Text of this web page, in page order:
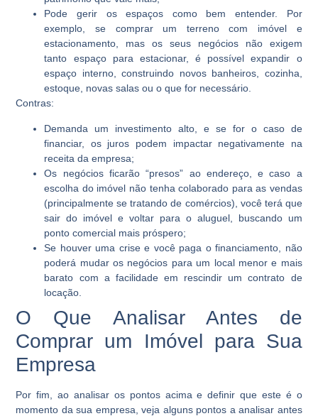
Pode gerir os espaços como bem entender. Por
exemplo, se comprar um terreno com imóvel e
estacionamento, mas os seus negócios não exigem
tanto espaço para estacionar, é possível expandir o
espaço interno, construindo novos banheiros, cozinha,
estoque, novas salas ou o que for necessário.
Contras:
Demanda um investimento alto, e se for o caso de
financiar, os juros podem impactar negativamente na
receita da empresa;
Os negócios ficarão “presos” ao endereço, e caso a
escolha do imóvel não tenha colaborado para as vendas
(principalmente se tratando de comércios), você terá que
sair do imóvel e voltar para o aluguel, buscando um
ponto comercial mais próspero;
Se houver uma crise e você paga o financiamento, não
poderá mudar os negócios para um local menor e mais
barato com a facilidade em rescindir um contrato de
locação.
O Que Analisar Antes de
Comprar um Imóvel para Sua
Empresa
Por fim, ao analisar os pontos acima e definir que este é o
momento da sua empresa, veja alguns pontos a analisar antes